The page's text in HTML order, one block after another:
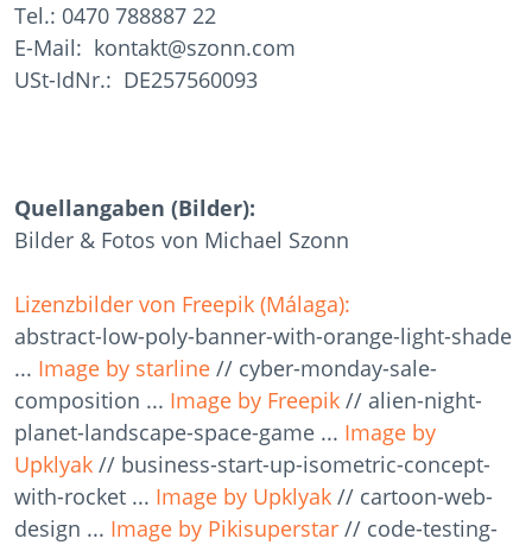
Tel.: 0470 788887 22
E-Mail: kontakt@szonn.com
USt-IdNr.: DE257560093
Quellangaben (Bilder):
Bilder & Fotos von Michael Szonn
Lizenzbilder von Freepik (Málaga):
abstract-low-poly-banner-with-orange-light-shade
... Image by starline // cyber-monday-sale-
composition ... Image by Freepik // alien-night-
planet-landscape-space-game ... Image by
Upklyak // business-start-up-isometric-concept-
with-rocket ... Image by Upklyak // cartoon-web-
design ... Image by Pikisuperstar // code-testing-